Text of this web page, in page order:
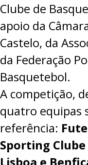
SELEÇÕES
MINIBASQUETE
ÁREA TÉCNICA
PROJETOS
LIGA BETCLIC
LIGA BETCLIC
Clube de
apoio da
Castelo, da
da Federação
Basquetebol.
A competição,
quatro equipas
referência:
Sporting